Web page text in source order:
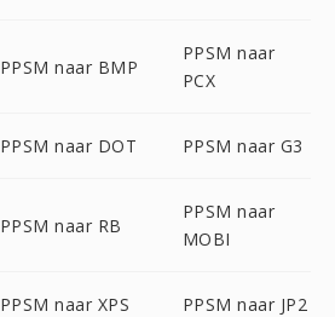
PPSM naar BMP
PPSM naar
PCX
PPSM naar DOT PPSM naar G3
PPSM naar RB
PPSM naar
MOBI
PPSM naar XPS PPSM naar JP2